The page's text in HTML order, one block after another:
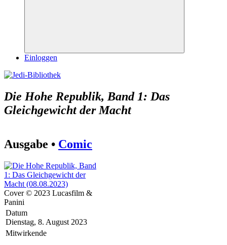
Suchen
Einloggen
Die Hohe Republik, Band 1: Das
Gleichgewicht der Macht
Ausgabe • Comic
Cover © 2023 Lucasfilm &
Panini
Datum
Dienstag, 8. August 2023
Mitwirkende